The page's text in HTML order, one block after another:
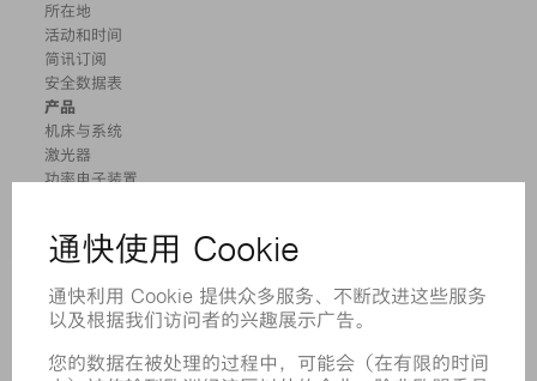
所在地
活动和时间
简讯订阅
安全数据表
产品
机床与系统
激光器
功率电子装置
软件
应用
行业
职业发展